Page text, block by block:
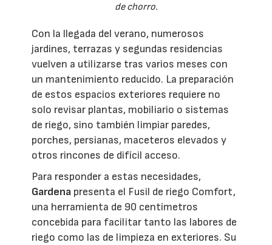
de chorro.
Con la llegada del verano, numerosos
jardines, terrazas y segundas residencias
vuelven a utilizarse tras varios meses con
un mantenimiento reducido. La preparación
de estos espacios exteriores requiere no
solo revisar plantas, mobiliario o sistemas
de riego, sino también limpiar paredes,
porches, persianas, maceteros elevados y
otros rincones de difícil acceso.
Para responder a estas necesidades,
Gardena presenta el Fusil de riego Comfort,
una herramienta de 90 centímetros
concebida para facilitar tanto las labores de
riego como las de limpieza en exteriores. Su